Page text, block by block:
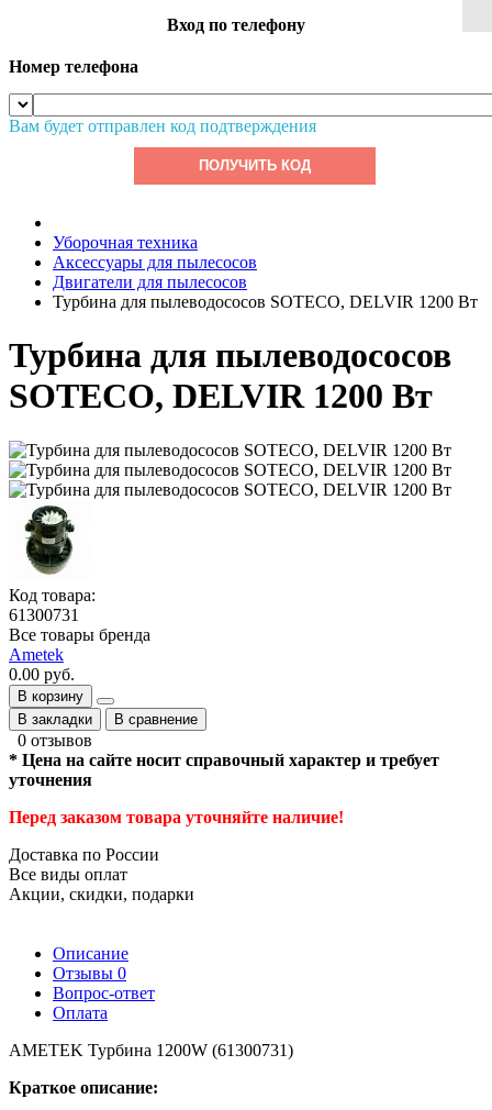
Вход по телефону
Номер телефона
Вам будет отправлен код подтверждения
ПОЛУЧИТЬ КОД
Уборочная техника
Аксессуары для пылесосов
Двигатели для пылесосов
Турбина для пылеводососов SOTECO, DELVIR 1200 Вт
Турбина для пылеводососов
SOTECO, DELVIR 1200 Вт
Код товара:
61300731
Все товары бренда
Ametek
0.00 руб.
В корзину
В закладки
В сравнение
0 отзывов
* Цена на сайте носит справочный характер и требует
уточнения
Перед заказом товара уточняйте наличие!
Доставка по России
Все виды оплат
Акции, скидки, подарки
Описание
Отзывы 0
Вопрос-ответ
Оплата
AMETEK Турбина 1200W (61300731)
Краткое описание: